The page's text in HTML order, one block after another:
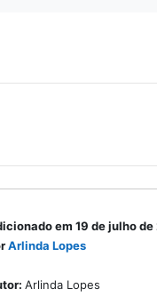
em 19 de julho de
Arlinda Lopes
Arlinda Lopes